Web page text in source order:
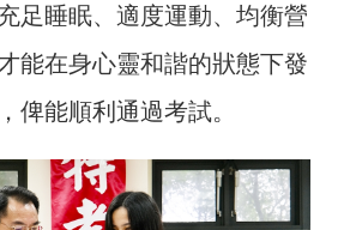
足睡眠、適度運動、均衡營
能在身心靈和諧的狀態下發
俾能順利通過考試。